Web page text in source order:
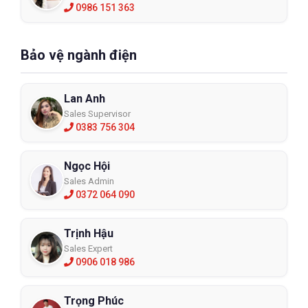
0986 151 363
Bảo vệ ngành điện
Lan Anh
Sales Supervisor
0383 756 304
Ngọc Hội
Sales Admin
0372 064 090
Trịnh Hậu
Sales Expert
0906 018 986
Trọng Phúc